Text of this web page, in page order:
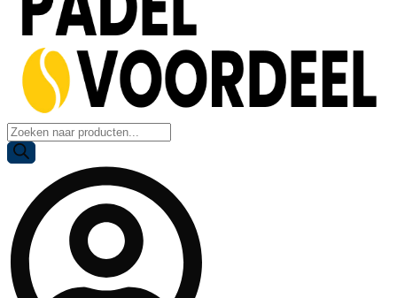
Producten
zoeken